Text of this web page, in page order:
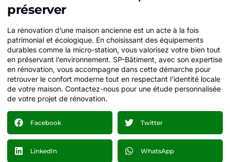
préserver
La rénovation d’une maison ancienne est un acte à la fois
patrimonial et écologique. En choisissant des équipements
durables comme la micro-station, vous valorisez votre bien tout
en préservant l’environnement. SP-Bâtiment, avec son expertise
en rénovation, vous accompagne dans cette démarche pour
retrouver le confort moderne tout en respectant l’identité locale
de votre maison. Contactez-nous pour une étude personnalisée
de votre projet de rénovation.
Facebook Twitter
LinkedIn WhatsApp